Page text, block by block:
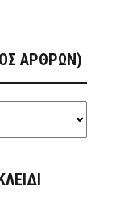
ΑΡΘΡΩΝ)